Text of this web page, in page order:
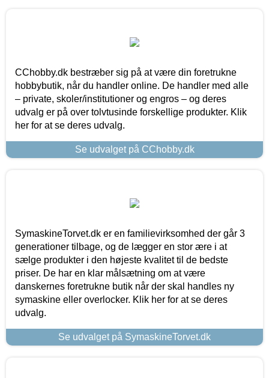
CChobby.dk bestræber sig på at være din foretrukne
hobbybutik, når du handler online. De handler med alle
– private, skoler/institutioner og engros – og deres
udvalg er på over tolvtusinde forskellige produkter. Klik
her for at se deres udvalg.
Se udvalget på CChobby.dk
SymaskineTorvet.dk er en familievirksomhed der går 3
generationer tilbage, og de lægger en stor ære i at
sælge produkter i den højeste kvalitet til de bedste
priser. De har en klar målsætning om at være
danskernes foretrukne butik når der skal handles ny
symaskine eller overlocker. Klik her for at se deres
udvalg.
Se udvalget på SymaskineTorvet.dk